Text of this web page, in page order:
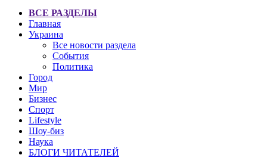
ВСЕ РАЗДЕЛЫ
Главная
Украина
Все новости раздела
События
Политика
Город
Мир
Бизнес
Спорт
Lifestyle
Шоу-биз
Наука
БЛОГИ ЧИТАТЕЛЕЙ